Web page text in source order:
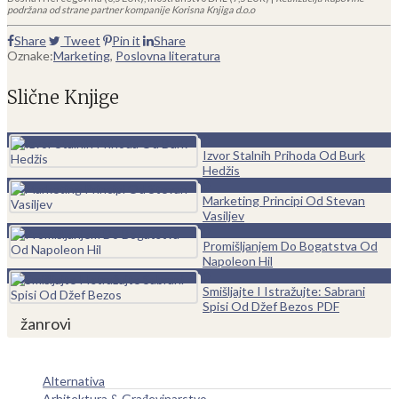
podržana od strane partner kompanije Korisna Knjiga d.o.o
Share Tweet Pin it
Share
Oznake:Marketing, Poslovna literatura
Slične Knjige
Izvor Stalnih Prihoda Od Burk
Hedžis
Marketing Principi Od Stevan
Vasiljev
Promišljanjem Do Bogatstva Od
Napoleon Hil
Smišljajte I Istražujte: Sabrani
Spisi Od Džef Bezos PDF
žanrovi
Alternativa